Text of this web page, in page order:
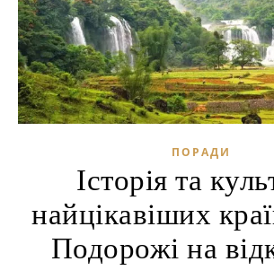
ПОРАДИ
Історія та
найцікавіших
Подорожі на